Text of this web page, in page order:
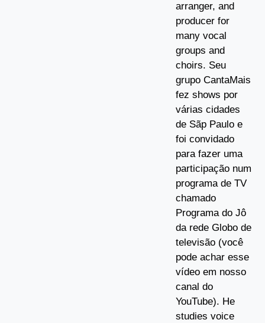
arranger, and
producer for
many vocal
groups and
choirs. Seu
grupo CantaMais
fez shows por
várias cidades
de Sãp Paulo e
foi convidado
para fazer uma
participação num
programa de TV
chamado
Programa do Jô
da rede Globo de
televisão (você
pode achar esse
vídeo em nosso
canal do
YouTube). He
studies voice